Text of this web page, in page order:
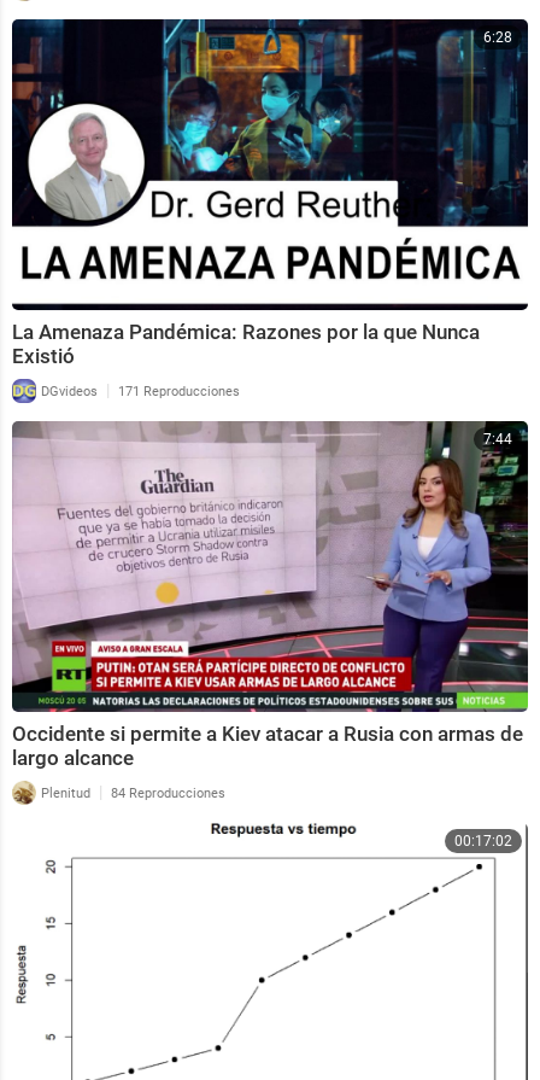
6:28
La Amenaza Pandémica: Razones por la que Nunca
Existió
DGvideos | 171 Reproducciones
7:44
Occidente si permite a Kiev atacar a Rusia con armas de
largo alcance
Plenitud | 84 Reproducciones
00:17:02